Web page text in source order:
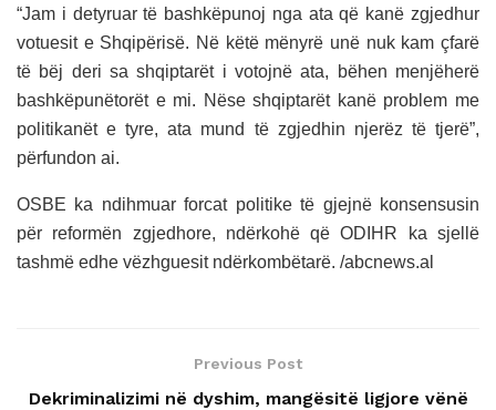
“Jam i detyruar të bashkëpunoj nga ata që kanë zgjedhur
votuesit e Shqipërisë. Në këtë mënyrë unë nuk kam çfarë
të bëj deri sa shqiptarët i votojnë ata, bëhen menjëherë
bashkëpunëtorët e mi. Nëse shqiptarët kanë problem me
politikanët e tyre, ata mund të zgjedhin njerëz të tjerë”,
përfundon ai.
OSBE ka ndihmuar forcat politike të gjejnë konsensusin
për reformën zgjedhore, ndërkohë që ODIHR ka sjellë
tashmë edhe vëzhguesit ndërkombëtarë. /abcnews.al
Previous Post
Dekriminalizimi në dyshim, mangësitë ligjore vënë